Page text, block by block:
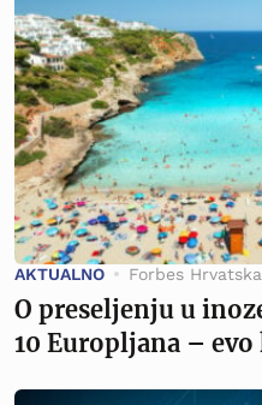
AKTUALNO Forbes Hrvatska
O preseljenju u
10 Europljana –